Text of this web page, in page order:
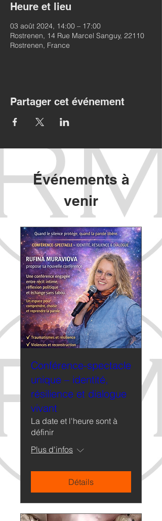
Heure et lieu
03 août 2024, 14:00 – 17:00
Rostrenen, 14 Rue Marcel Sanguy, 22110
Rostrenen, France
Partager cet événement
Événements à
venir
Conférence-spectacle
unique – identité,
résilience et dialogue
vivant
La date et l'heure sont à
définir
Plus d'infos
Détails